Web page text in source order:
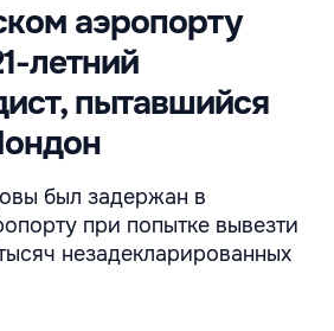
аэропорту
летний
пытавшийся
был задержан в
при попытке вывезти
незадекларированных